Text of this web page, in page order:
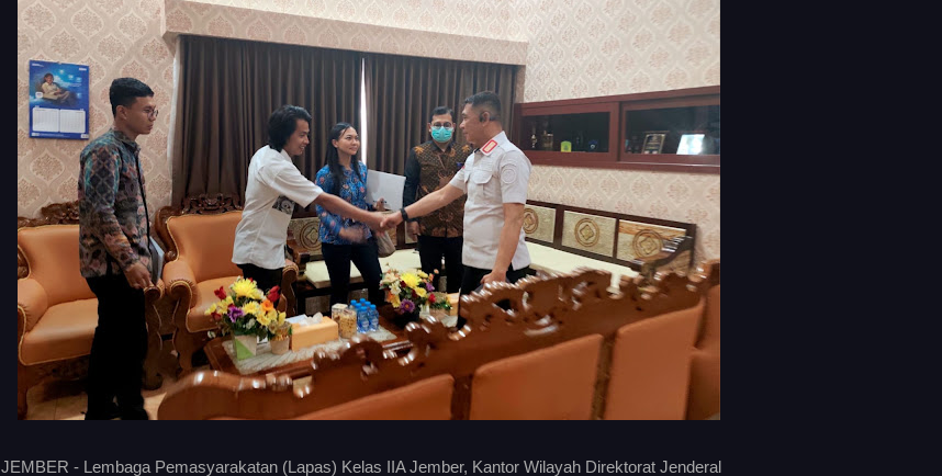
JEMBER - Lembaga Pemasyarakatan (Lapas) Kelas IIA Jember, Kantor Wilayah Direktorat Jenderal